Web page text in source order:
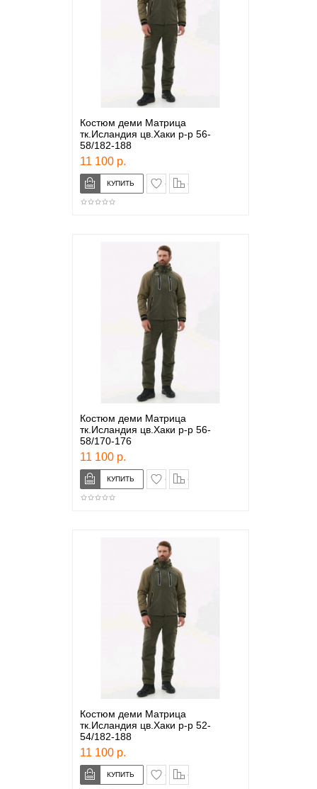
Костюм деми Матрица
тк.Исландия цв.Хаки р-р 56-
58/182-188
11 100 р.
в закладки
Костюм деми Матрица
тк.Исландия цв.Хаки р-р 56-
58/170-176
11 100 р.
в закладки
Костюм деми Матрица
тк.Исландия цв.Хаки р-р 52-
54/182-188
11 100 р.
в закладки